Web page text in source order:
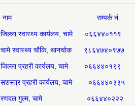
नाम सम्पर्क नं.
जिल्ला स्वास्थ्य कार्यलय, चामे ०६६४४०११९
चामे स्वास्थ्य चौकि, थानचोक ९८६४७४०९७७
जिल्ला प्रहरी कार्यलय, चामे ०६६४४०१९९
सशस्त्र प्रहरी कार्यलय, चामे ०६६४४०३३५
रणदल गुल्म, चामे ०६६४४०२२२